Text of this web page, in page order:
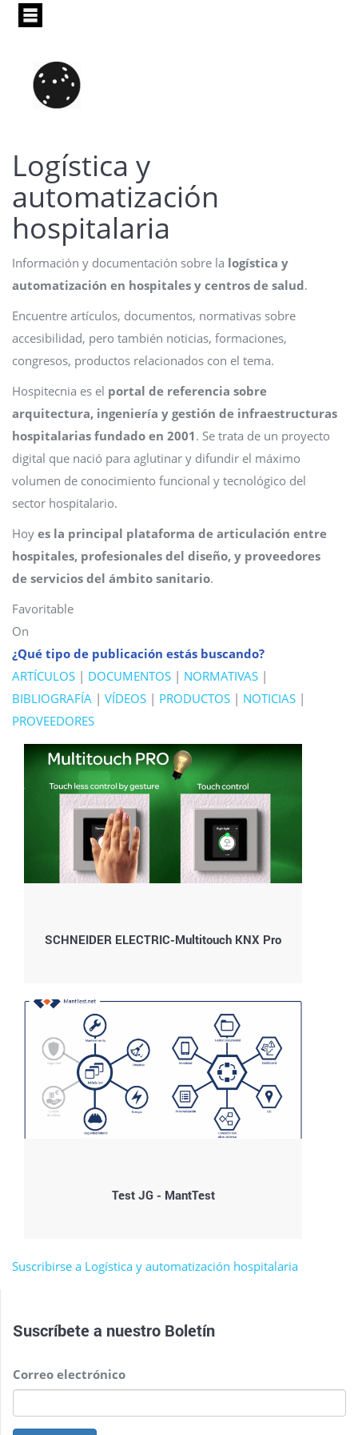
Pasar
principal
Logística y
automatización
hospitalaria
Información y documentación sobre la logística y
automatización en hospitales y centros de salud.
Encuentre artículos, documentos, normativas sobre
accesibilidad, pero también noticias, formaciones,
congresos, productos relacionados con el tema.
Hospitecnia es el portal de referencia sobre
arquitectura, ingeniería y gestión de infraestructuras
hospitalarias fundado en 2001. Se trata de un proyecto
digital que nació para aglutinar y difundir el máximo
volumen de conocimiento funcional y tecnológico del
sector hospitalario.
Hoy es la principal plataforma de articulación entre
hospitales, profesionales del diseño, y proveedores
de servicios del ámbito sanitario.
Favoritable
On
¿Qué tipo de publicación estás buscando?
ARTÍCULOS | DOCUMENTOS | NORMATIVAS |
BIBLIOGRAFÍA | VÍDEOS | PRODUCTOS | NOTICIAS |
PROVEEDORES
SCHNEIDER ELECTRIC-Multitouch KNX Pro
Test JG - MantTest
Suscribirse a Logística y automatización hospitalaria
Suscríbete a nuestro Boletín
Correo electrónico